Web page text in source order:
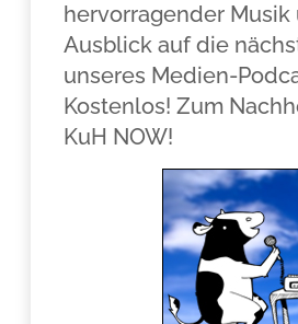
hervorragender
Ausblick auf die
unseres Medien-
Kostenlos! Zum
KuH NOW!